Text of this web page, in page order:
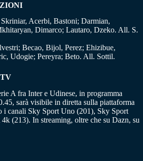
Acerbi, Bastoni; Darmian,
Dimarco; Lautaro, Dzeko. All. S.
Becao, Bijol, Perez; Ehizibue,
Udogie; Pereyra; Beto. All. Sottil.
A fra Inter e Udinese, in programma
sarà visibile in diretta sulla piattaforma
i canali Sky Sport Uno (201), Sky Sport
(213). In streaming, oltre che su Dazn, su